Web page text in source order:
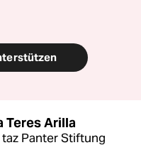
Teres Arilla
Panter Stiftung